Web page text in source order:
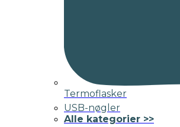
Termoflasker
USB-nøgler
Alle kategorier >>